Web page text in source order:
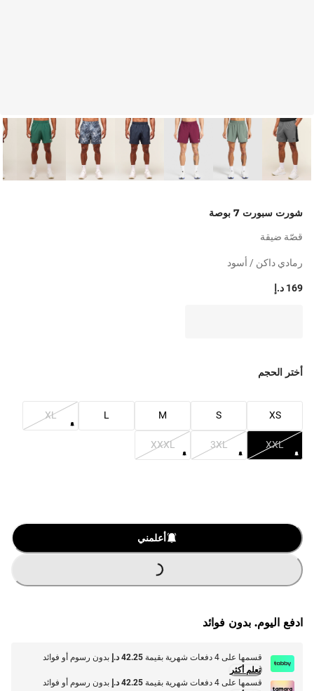
شورت سبورت 7 بوصة
قصّة ضيقة
رمادي داكن / أسود
169 د.إ
أختر الحجم
XS
S
M
L
XL
XXL
3XL
XXXL
أعلمني
G
.
ادفع اليوم. بدون فوائد
قسمها على 4 دفعات شهرية بقيمة 42.25 د.إ
بدون رسوم أو فوائد
تعلم أكثر
قسمها على 4 دفعات شهرية بقيمة
42.25 د.إ
بدون رسوم أو فوائد